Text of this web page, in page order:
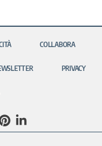
COLLABORA
PRIVACY